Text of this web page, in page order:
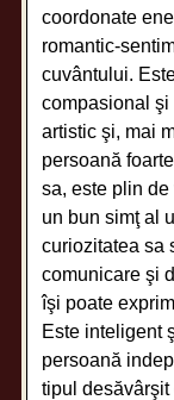
coordonate
romantic-
cuvântului.
compasional şi
artistic şi, mai
persoană
sa, este plin
un bun simţ al
curiozitatea sa
comunicare şi
îşi poate
Este inteligent
persoană
tipul desăvârşit